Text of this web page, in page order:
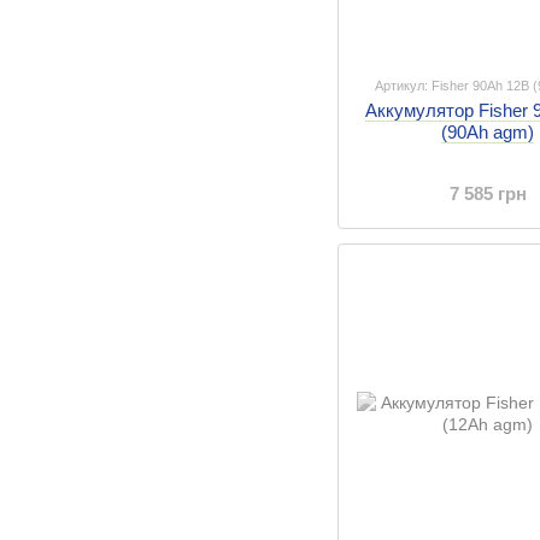
Артикул: Fisher 90Ah 12B
Аккумулятор Fisher
(90Ah agm)
7 585 грн